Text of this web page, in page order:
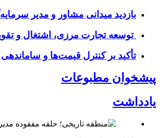
بازدید میدانی مشاور و مدیر
توسعه تجارت مرزی، اشتغال و
تأکید بر کنترل قیمت‌ها و
پیشخوان مطبوعات
یادداشت